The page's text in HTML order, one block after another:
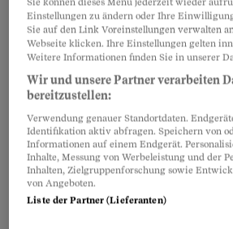
Innenausbaussollten Ihren
Vorstellungen entsprechen.
Einstellungen zu ändern oder Ihre
Sie auf den Link Voreinstellungen verwalten
Webseite klicken. Ihre Einstellungen gelten
Weitere Informationen finden Sie in unserer
Wir und unsere Partner verarbeiten
bereitzustellen:
Verwendung genauer Standortdaten.
Identifikation aktiv abfragen. Speichern von
Informationen auf einem Endgerät.
Inhalte, Messung von Werbeleistung und der
Inhalten, Zielgruppenforschung sowie
von Angeboten.
Liste der Partner (Lieferanten)